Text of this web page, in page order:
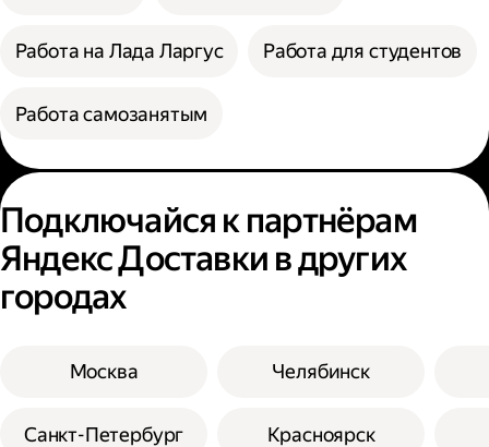
Работа на Лада Ларгус Работа для студентов
Работа самозанятым
Подключайся к партнёрам
Яндекс Доставки в других
городах
Москва
Санкт-Петербург
Челябинск
Красноярск